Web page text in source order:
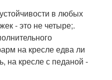
в любых
- это не четыре;.
на кресле едва ли
на кресле с педаной -